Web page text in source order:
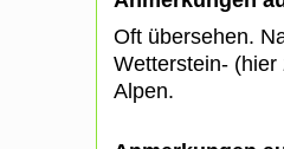
Oft übersehen.
Wetterstein- (hier
Alpen.